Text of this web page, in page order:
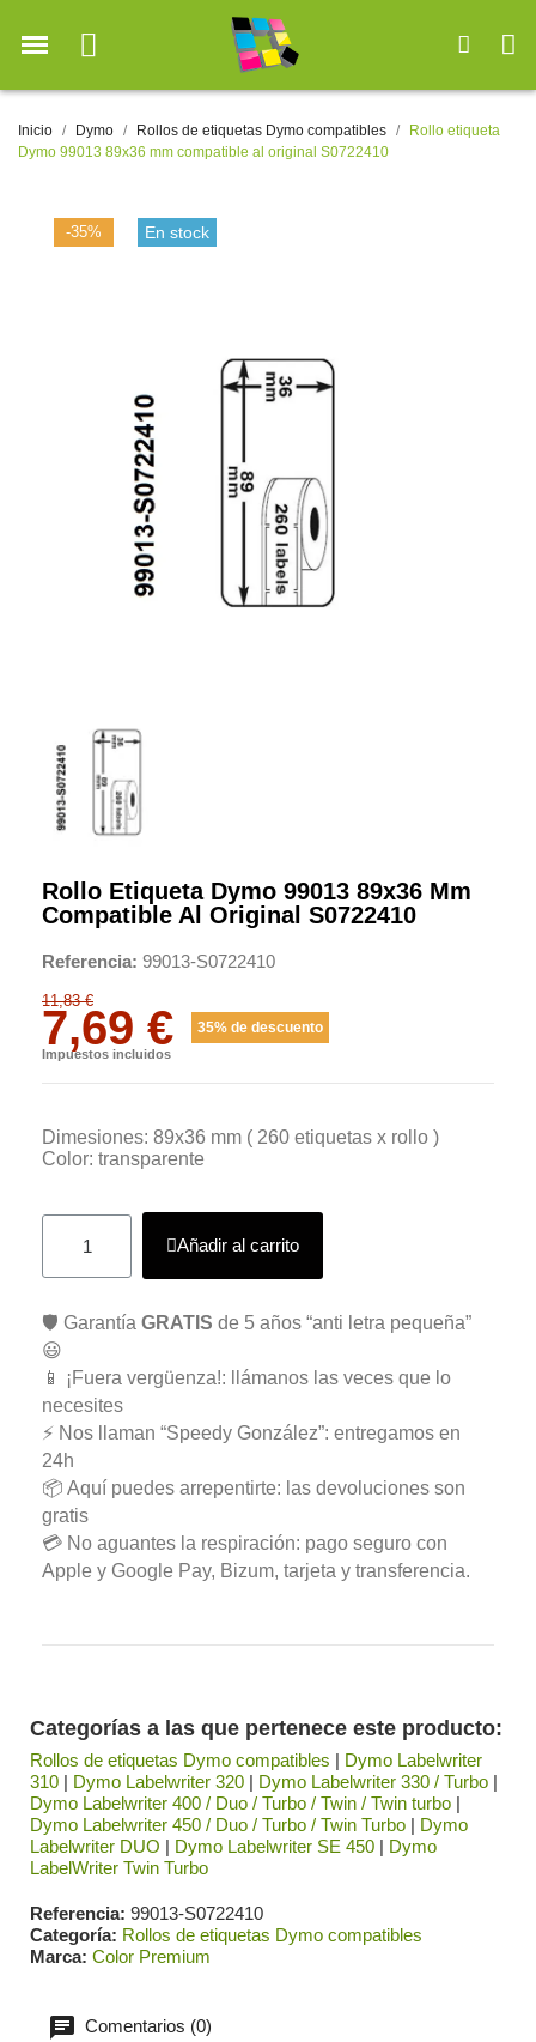
Inicio Dymo Rollos de etiquetas Dymo compatibles
Rollo etiqueta
Dymo 99013 89x36 mm compatible al original S0722410
-35% En stock
Rollo Etiqueta Dymo 99013 89x36 Mm
Compatible Al Original S0722410
Referencia 99013-S0722410
11,83 €
7,69 € 35% de descuento
Impuestos incluidos
Dimesiones: 89x36 mm ( 260 etiquetas x rollo )
Color: transparente
Añadir al carrito
🛡️ Garantía GRATIS de 5 años “anti letra pequeña”
😃
📱 ¡Fuera vergüenza!: llámanos las veces que lo
necesites
⚡ Nos llaman “Speedy González”: entregamos en
24h
📦 Aquí puedes arrepentirte: las devoluciones son
gratis
💳 No aguantes la respiración: pago seguro con
Apple y Google Pay, Bizum, tarjeta y transferencia.
Categorías a las que pertenece este producto:
Rollos de etiquetas Dymo compatibles | Dymo Labelwriter
310 | Dymo Labelwriter 320 | Dymo Labelwriter 330 / Turbo |
Dymo Labelwriter 400 / Duo / Turbo / Twin / Twin turbo |
Dymo Labelwriter 450 / Duo / Turbo / Twin Turbo | Dymo
Labelwriter DUO | Dymo Labelwriter SE 450 | Dymo
LabelWriter Twin Turbo
Referencia 99013-S0722410
Categoría Rollos de etiquetas Dymo compatibles
Marca Color Premium
Comentarios (0)